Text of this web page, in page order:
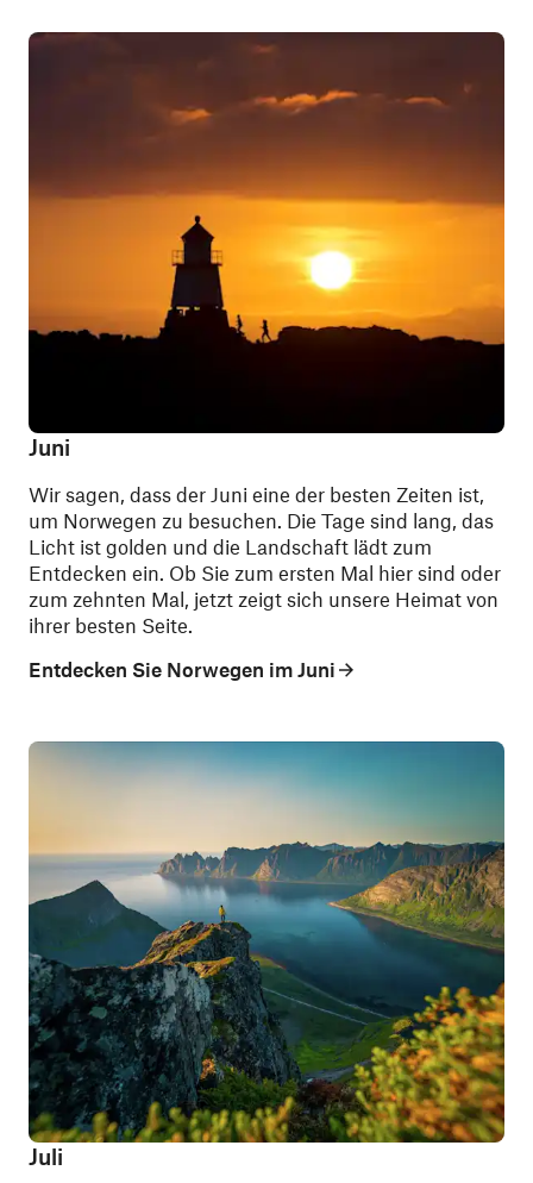
Juni
Wir sagen, dass der Juni eine der besten Zeiten ist,
um Norwegen zu besuchen. Die Tage sind lang, das
Licht ist golden und die Landschaft lädt zum
Entdecken ein. Ob Sie zum ersten Mal hier sind oder
zum zehnten Mal, jetzt zeigt sich unsere Heimat von
ihrer besten Seite.
Entdecken Sie Norwegen im Juni
Juli